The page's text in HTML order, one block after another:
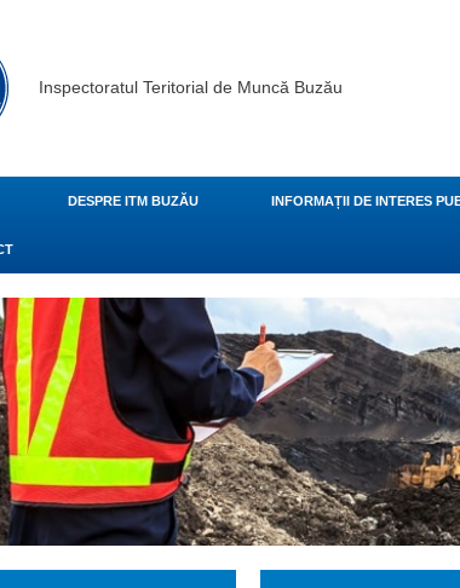
Inspectoratul Teritorial de Muncă Buzău
DESPRE ITM BUZĂU INFORMAȚII DE INTERES